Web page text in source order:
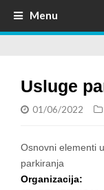
Menu
Usluge
01/06/2022
Osnovni elementi
parkiranja
Organizacija: